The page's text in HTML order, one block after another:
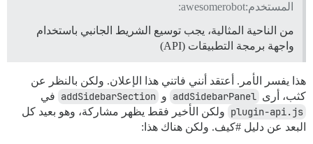
المستخدم:awesomerobot:
من الناحية المثالية، يجب توسيع الشريط الجانبي باستخدام
واجهة برمجة التطبيقات (API)
هذا يفسر الأمر. أعتقد أنني فاتني هذا الإعلان. ولكن بالنظر عن
كثب، أرى addSidebarPanel و addSidebarSection في
plugin-api.js ولكن الأخير فقط يظهر مشاركة، وهو بعيد كل
البعد عن دليل #كيف. ولكن هناك هذا: